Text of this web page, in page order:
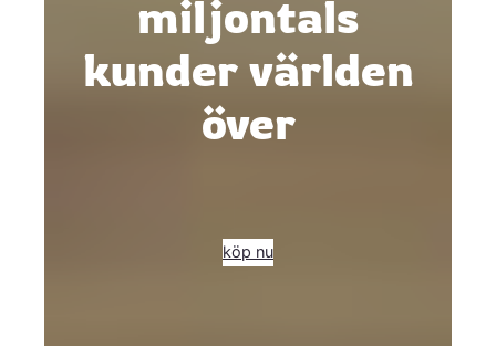
miljontals
kunder världen
över
köp nu